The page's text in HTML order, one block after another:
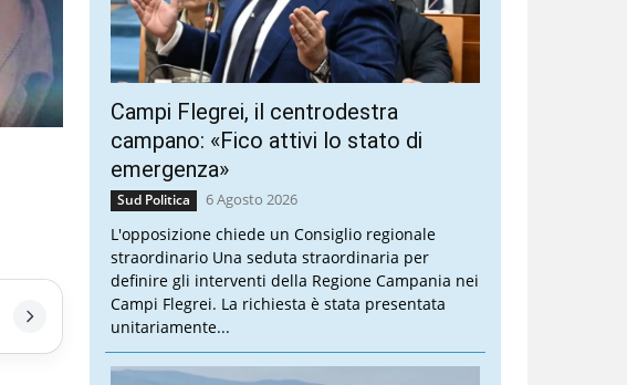
Campi Flegrei, il centrodestra
campano: «Fico attivi lo stato di
emergenza»
Sud Politica 6 Agosto 2026
L'opposizione chiede un Consiglio regionale
straordinario Una seduta straordinaria per
definire gli interventi della Regione Campania nei
Campi Flegrei. La richiesta è stata presentata
unitariamente...